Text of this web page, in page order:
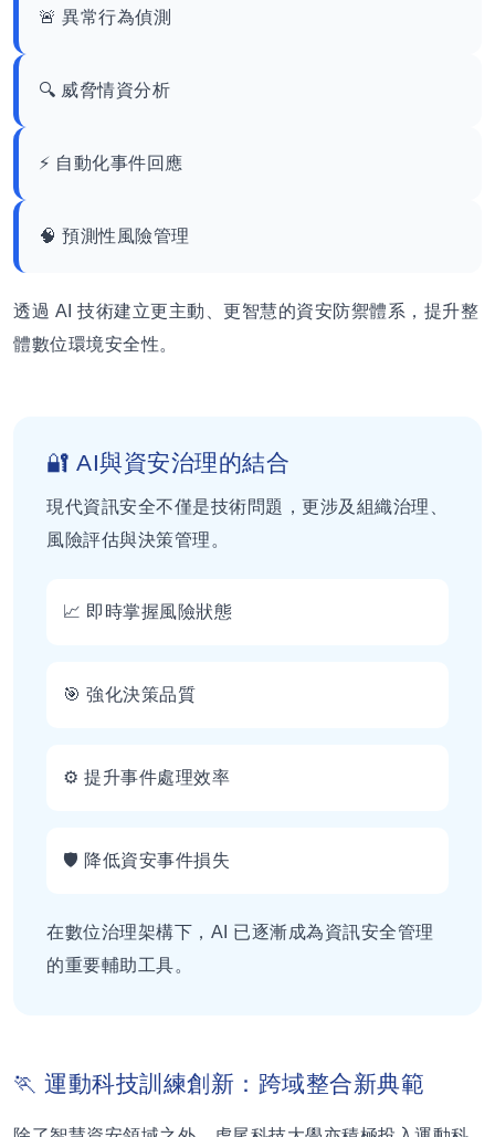
🚨 異常行為偵測
🔍 威脅情資分析
⚡ 自動化事件回應
🧠 預測性風險管理
透過 AI 技術建立更主動、更智慧的資安防禦體系，提升整
體數位環境安全性。
🔐 AI與資安治理的結合
現代資訊安全不僅是技術問題，更涉及組織治理、
風險評估與決策管理。
📈 即時掌握風險狀態
🎯 強化決策品質
⚙️ 提升事件處理效率
🛡️ 降低資安事件損失
在數位治理架構下，AI 已逐漸成為資訊安全管理
的重要輔助工具。
🏃 運動科技訓練創新：跨域整合新典範